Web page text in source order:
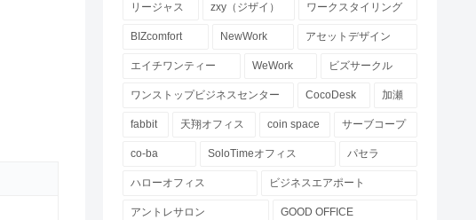
リージャス zxy（ジザイ） ワークスタイリング
BIZcomfort NewWork アセットデザイン
エイチワンティー WeWork ビズサークル
ワンストップビジネスセンター CocoDesk 加瀬
fabbit 天翔オフィス coin space サーブコープ
co-ba SoloTimeオフィス パセラ
ハローオフィス ビジネスエアポート
アントレサロン GOOD OFFICE